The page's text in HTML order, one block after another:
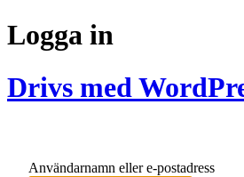
Logga in
Drivs med
Användarnamn eller e-postadress